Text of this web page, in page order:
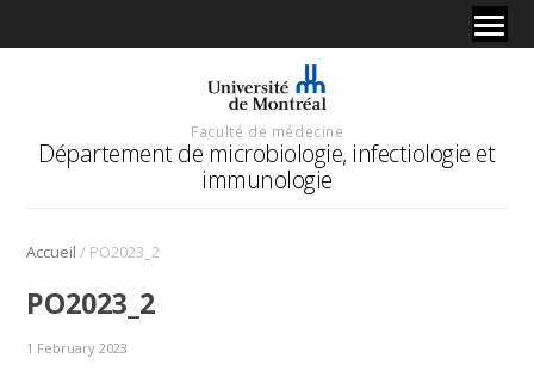
Faculté de médecine
Département de microbiologie, infectiologie et
immunologie
Accueil / PO2023_2
PO2023_2
1 February 2023